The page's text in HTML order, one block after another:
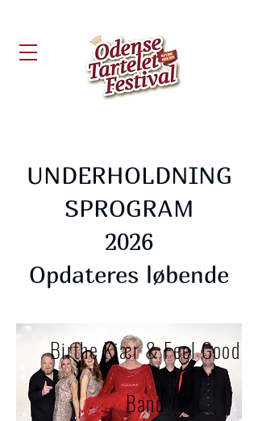
UNDERHOLDNING
SPROGRAM
2026
Opdateres løbende
Birthe Kjær & Feel Good
Band